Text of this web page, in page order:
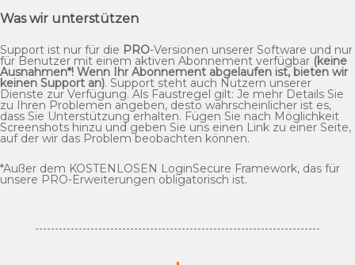
Was wir unterstützen
Support ist nur für die PRO-Versionen unserer Software und nur
für Benutzer mit einem aktiven Abonnement verfügbar (keine
Ausnahmen*! Wenn Ihr Abonnement abgelaufen ist, bieten wir
keinen Support an). Support steht auch Nutzern unserer
Dienste zur Verfügung. Als Faustregel gilt: Je mehr Details Sie
zu Ihren Problemen angeben, desto wahrscheinlicher ist es,
dass Sie Unterstützung erhalten. Fügen Sie nach Möglichkeit
Screenshots hinzu und geben Sie uns einen Link zu einer Seite,
auf der wir das Problem beobachten können.
*Außer dem KOSTENLOSEN LoginSecure Framework, das für
unsere PRO-Erweiterungen obligatorisch ist.